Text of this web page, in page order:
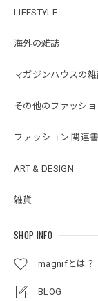
LIFESTYLE
海外の雑誌
マガジンハウスの
その他のファッシ
ファッション 関連
ART & DESIGN
雑貨
SHOP INFO
magnifとは？
BLOG